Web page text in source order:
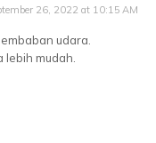
26, 2022 at 10:15 AM
udara.
lebih mudah.